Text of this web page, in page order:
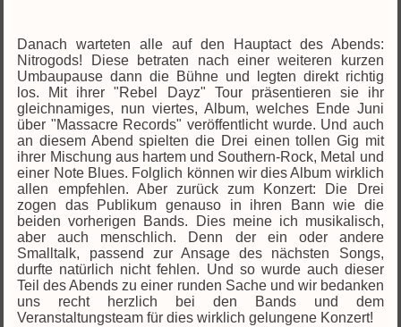
Danach warteten alle auf den Hauptact des Abends:
Nitrogods! Diese betraten nach einer weiteren kurzen
Umbaupause dann die Bühne und legten direkt richtig
los. Mit ihrer "Rebel Dayz" Tour präsentieren sie ihr
gleichnamiges, nun viertes, Album, welches Ende Juni
über "Massacre Records" veröffentlicht wurde. Und auch
an diesem Abend spielten die Drei einen tollen Gig mit
ihrer Mischung aus hartem und Southern-Rock, Metal und
einer Note Blues. Folglich können wir dies Album wirklich
allen empfehlen. Aber zurück zum Konzert: Die Drei
zogen das Publikum genauso in ihren Bann wie die
beiden vorherigen Bands. Dies meine ich musikalisch,
aber auch menschlich. Denn der ein oder andere
Smalltalk, passend zur Ansage des nächsten Songs,
durfte natürlich nicht fehlen. Und so wurde auch dieser
Teil des Abends zu einer runden Sache und wir bedanken
uns recht herzlich bei den Bands und dem
Veranstaltungsteam für dies wirklich gelungene Konzert!